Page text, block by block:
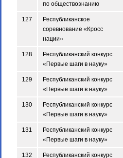
по обществознанию
127
Республиканское
соревнование «Кросс
нации»
128
Республиканский конкурс
«Первые шаги в науку»
129
Республиканский конкурс
«Первые шаги в науку»
130
Республиканский конкурс
«Первые шаги в науку»
131
Республиканский конкурс
«Первые шаги в науку»
132
Республиканский конкурс